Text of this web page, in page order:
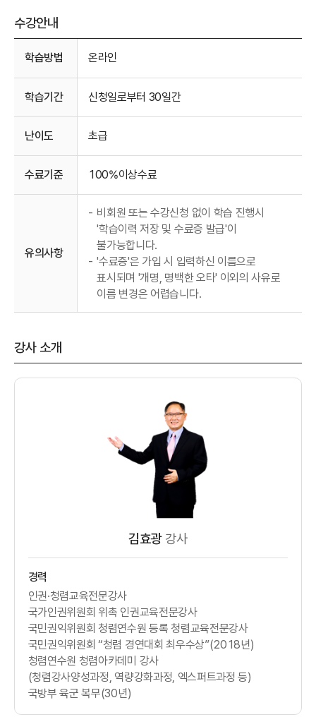
수강안내
학습방법 온라인
학습기간 신청일로부터 30일간
난이도 초급
수료기준 100%이상수료
유의사항
- 비회원 또는 수강신청 없이 학습 진행시
'학습이력 저장 및 수료증 발급'이
불가능합니다.
- '수료증'은 가입 시 입력하신 이름으로
표시되며 '개명, 명백한 오타' 이외의 사유로
이름 변경은 어렵습니다.
강사 소개
김효광강사
경력
인권·청렴교육전문강사
국가인권위원회 위촉 인권교육전문강사
국민권익위원회 청렴연수원 등록 청렴교육전문강사
국민권익위원회 “청렴 경연대회 최우수상”(2018년)
청렴연수원 청렴아카데미 강사
(청렴강사양성과정, 역량강화과정, 엑스퍼트과정 등)
국방부 육군 복무(30년)